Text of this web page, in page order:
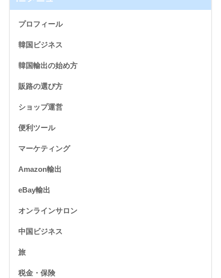
プロフィール
韓国ビジネス
韓国輸出の始め方
販路の選び方
ショップ運営
便利ツール
マーケティング
Amazon輸出
eBay輸出
オンラインサロン
中国ビジネス
旅
税金・保険